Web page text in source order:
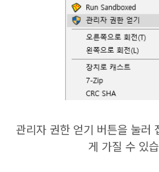
관리자 권한 얻기 버튼을 눌러
게 가질 수 있